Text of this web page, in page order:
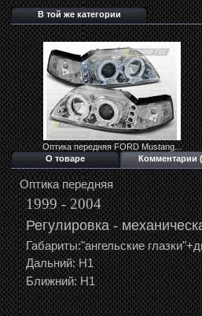
В той же категории
Оптика передняя FORD Mustang...
О товаре
Комментарии
Оптика передняя
1999 - 2004
Регулировка -механ
Габариты:"ангельские
Дальний: Н1
Ближний: Н1